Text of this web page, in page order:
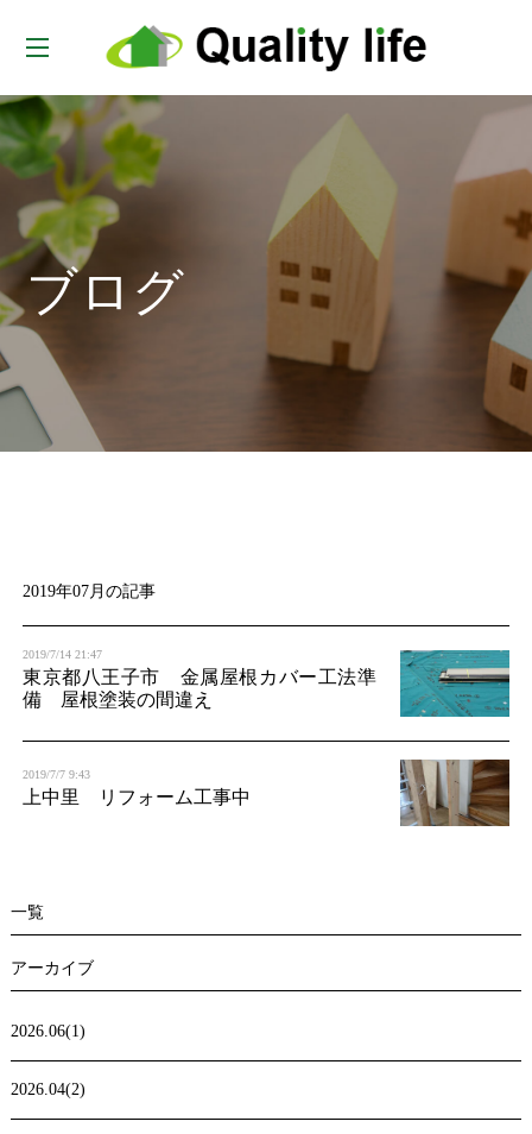
ブログ
2019年07月の記事
2019/7/14 21:47
東京都八王子市 金属屋根カバー工法準
備 屋根塗装の間違え
2019/7/7 9:43
上中里 リフォーム工事中
一覧
アーカイブ
2026.06(1)
2026.04(2)
t
o
g
l
n
a
i
i
o
n